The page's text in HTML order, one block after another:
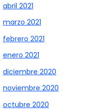
abril 2021
marzo 2021
febrero 2021
enero 2021
diciembre 2020
noviembre 2020
octubre 2020